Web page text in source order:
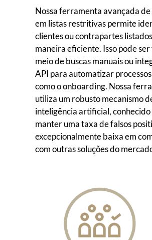
Nossa ferramenta avançada
em listas restritivas permite
clientes ou contrapartes
maneira eficiente. Isso pode
meio de buscas manuais ou
API para automatizar
como o onboarding. Nossa
utiliza um robusto mecanismo
inteligência artificial,
manter uma taxa de falsos
excepcionalmente baixa em
com outras soluções do